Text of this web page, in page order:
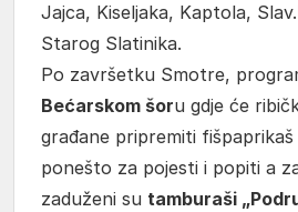
Jajca, Kiseljaka, Kaptola,
Starog Slatinika.
Po završetku Smotre,
Bećarskom šoru gdje će
građane pripremiti
ponešto za pojesti i popiti a
zaduženi su tamburaši